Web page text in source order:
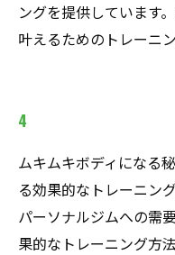
ングを提供しています
叶えるためのトレーニ
4
ムキムキボディになる
る効果的なトレーニン
パーソナルジムへの需
果的なトレーニング方